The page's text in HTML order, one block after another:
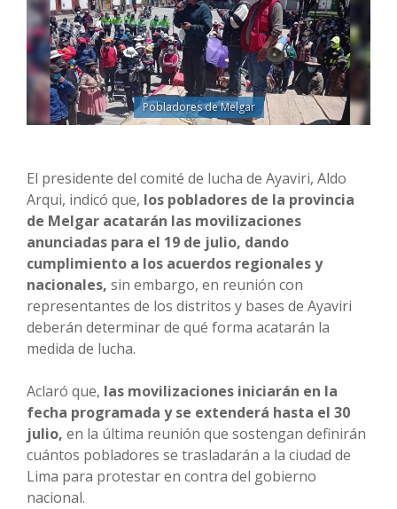
Pobladores de Melgar
El presidente del comité de lucha de Ayaviri, Aldo
Arqui, indicó que, los pobladores de la provincia
de Melgar acatarán las movilizaciones
anunciadas para el 19 de julio, dando
cumplimiento a los acuerdos regionales y
nacionales, sin embargo, en reunión con
representantes de los distritos y bases de Ayaviri
deberán determinar de qué forma acatarán la
medida de lucha.
Aclaró que, las movilizaciones iniciarán en la
fecha programada y se extenderá hasta el 30
julio, en la última reunión que sostengan definirán
cuántos pobladores se trasladarán a la ciudad de
Lima para protestar en contra del gobierno
nacional.